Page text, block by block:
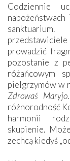
Codziennie
prowadzić
pozostanie z
różańcowym
pielgrzymów w
Zdrowaś Maryjo
różnorodność
harmonii
skupienie.
zechcą kiedyś